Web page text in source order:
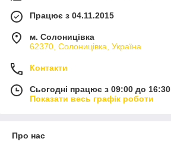
Працює з 04.11.2015
м. Солоницівка
62370, Солоницівка, Україна
Контакти
Сьогодні працює з 09:00 до 16:30
Показати весь графік роботи
Про нас